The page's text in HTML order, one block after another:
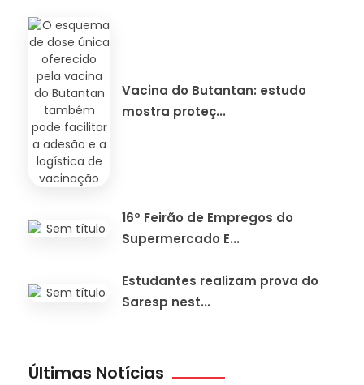
Vacina do Butantan: estudo
mostra proteç...
16º Feirão de Empregos do
Supermercado E...
Estudantes realizam prova do
Saresp nest...
Últimas Notícias